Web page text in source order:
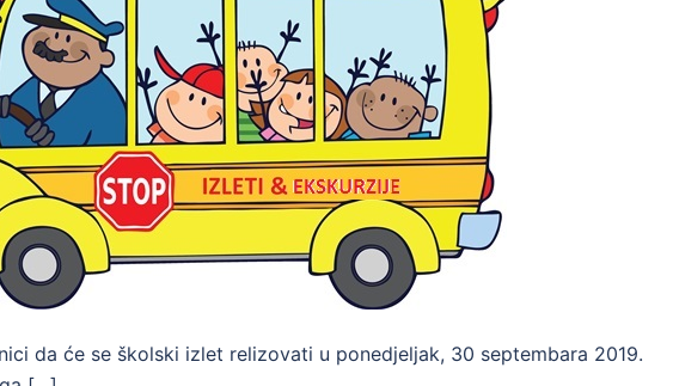
da će se školski izlet relizovati u ponedjeljak, 30 septembara 2019.